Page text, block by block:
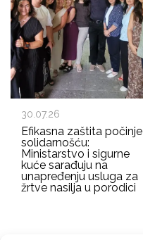
30.07.26
Efikasna zaštita počinje
solidarnošću:
Ministarstvo i sigurne
kuće sarađuju na
unapređenju usluga za
žrtve nasilja u porodici